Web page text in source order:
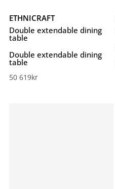
ETHNICRAFT
Double extendable dining
table
Double extendable dining
table
50 619kr